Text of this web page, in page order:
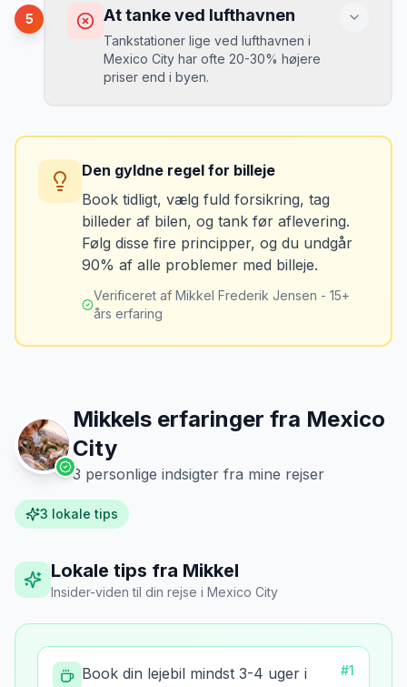
Du kan blive opkrævet for skader, der
var der før du fik bilen.
Løsning
brændstofmåleren.
MJ
Mikkels erfaring Oktober 2024
“Jeg fotograferer altid bilen fra alle
vinkler ved afhentning. Det har reddet
5 At tanke ved lufthavnen
Tankstationer lige ved lufthavnen i
Mexico City har ofte 20-30% højere
priser end i byen.
sidste tankning.
Tank bilen op et par kilometer fra
lufthavnen dagen før aflevering. Priserne
er markant lavere.
Den gyldne regel for billeje
Book tidligt, vælg fuld forsikring, tag
billeder af bilen, og tank før aflevering.
Følg disse fire principper, og du undgår
90% af alle problemer med billeje.
Verificeret af Mikkel Frederik Jensen - 15+
års erfaring
Mikkels erfaringer fra Mexico
City
3 personlige indsigter fra mine rejser
3 lokale tips
Lokale tips fra Mikkel
Insider-viden til din rejse i Mexico City
Book din lejebil mindst 3-4 uger i
#1